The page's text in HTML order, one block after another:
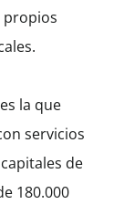
propios
la que
servicios
de
180.000